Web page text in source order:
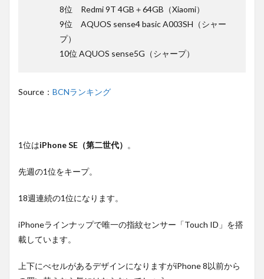
8位 Redmi 9T 4GB＋64GB（Xiaomi）
9位 AQUOS sense4 basic A003SH（シャー
プ）
10位 AQUOS sense5G（シャープ）
Source： BCNランキング
1位はiPhone SE（第二世代） 。
先週の1位をキープ。
18週連続の1位になります。
iPhoneラインナップで唯一の指紋センサー「Touch ID」を搭
載しています。
上下にべセルがあるデザインになりますがiPhone 8以前から